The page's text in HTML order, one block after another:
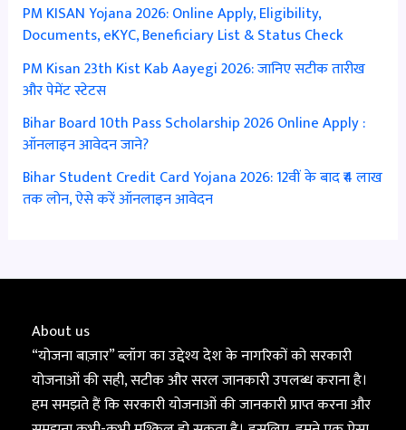
PM KISAN Yojana 2026: Online Apply, Eligibility,
Documents, eKYC, Beneficiary List & Status Check
PM Kisan 23th Kist Kab Aayegi 2026: जानिए सटीक तारीख
और पेमेंट स्टेटस
Bihar Board 10th Pass Scholarship 2026 Online Apply :
ऑनलाइन आवेदन जाने?
Bihar Student Credit Card Yojana 2026: 12वीं के बाद ₹4 लाख
तक लोन, ऐसे करें ऑनलाइन आवेदन
About us
“योजना बाज़ार” ब्लॉग का उद्देश्य देश के नागरिकों को सरकारी
योजनाओं की सही, सटीक और सरल जानकारी उपलब्ध कराना है।
हम समझते हैं कि सरकारी योजनाओं की जानकारी प्राप्त करना और